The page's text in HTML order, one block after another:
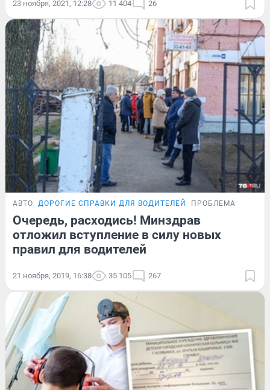
23 ноября, 2021, 12:28 11 404 26
АВТО ДОРОГИЕ СПРАВКИ ДЛЯ ВОДИТЕЛЕЙ ПРОБЛЕМА
Очередь, расходись! Минздрав
отложил вступление в силу новых
правил для водителей
21 ноября, 2019, 16:38 35 105 267